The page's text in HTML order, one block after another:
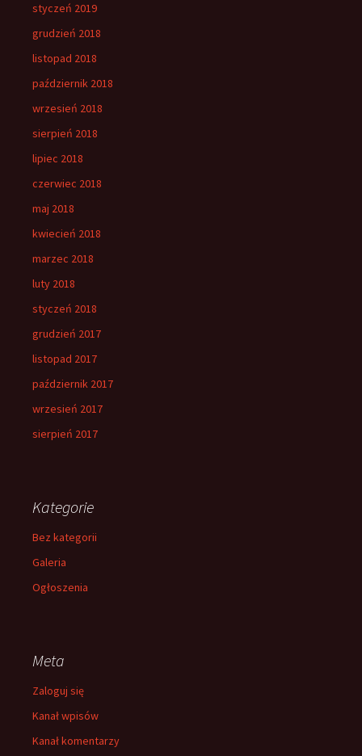
styczeń 2019
grudzień 2018
listopad 2018
październik 2018
wrzesień 2018
sierpień 2018
lipiec 2018
czerwiec 2018
maj 2018
kwiecień 2018
marzec 2018
luty 2018
styczeń 2018
grudzień 2017
listopad 2017
październik 2017
wrzesień 2017
sierpień 2017
Kategorie
Bez kategorii
Galeria
Ogłoszenia
Meta
Zaloguj się
Kanał wpisów
Kanał komentarzy